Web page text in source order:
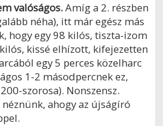
valóságos.Amíg a 2. részben
néha), itt már egész más
hogy egy 98 kilós, tiszta-izom
kissé elhízott, kifejezetten
egy 5 perces közelharc
1-2 másodpercnek ez,
szorosa). Nonszensz.
ahogy az újságíró